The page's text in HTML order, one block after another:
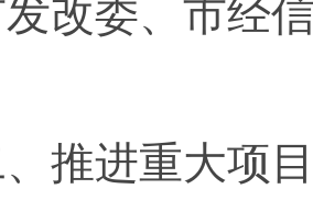
发改委、市经
推进重大